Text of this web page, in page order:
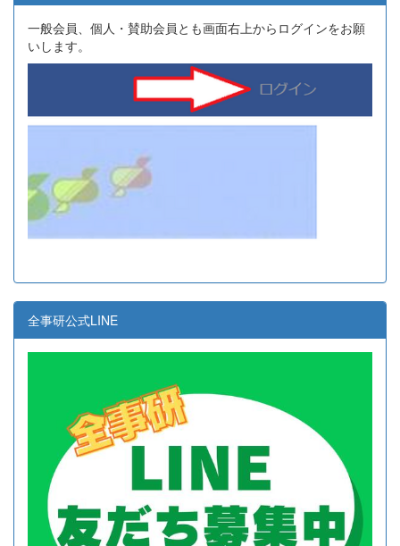
一般会員、個人・賛助会員とも画面右上からログインをお願
いします。
全事研公式LINE